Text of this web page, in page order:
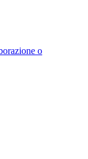
o